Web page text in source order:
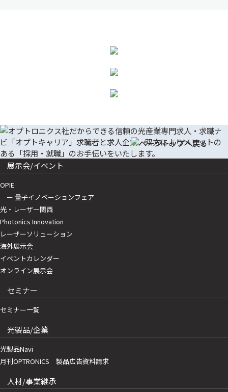
展示会/イベント
OPIE
ー 量子イノベーションフェア
光・レーザー関西
Photonics Innovation
レーザーソリューション
海外展示会
イベントカレンダー
オンライン展示会
セミナー
セミナー一覧
光製品/企業
光製品Navi
月刊OPTRONICS 製品広告資料請求
人材/事業継承